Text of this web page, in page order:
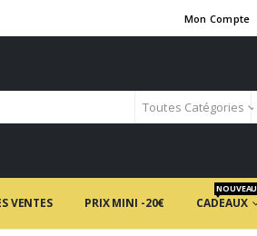
Mon Compte
Toutes Catégories
VENTES PRIX MINI -20€ CADEAUX
NOUVEAU